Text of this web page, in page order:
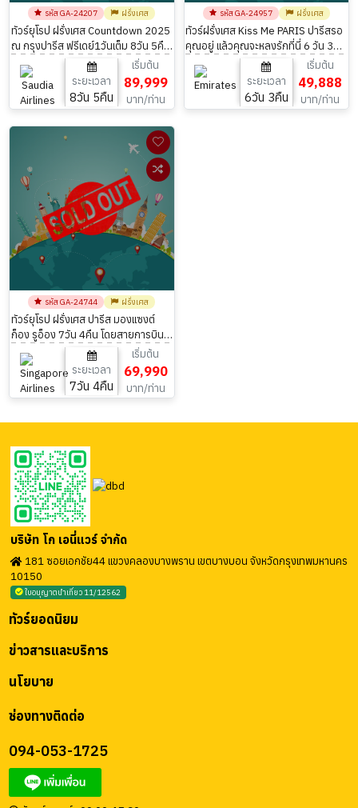
รหัส GA-24207 ฝรั่งเศส
ทัวร์ยุโรป ฝรั่งเศส Countdown 2025
ณ กรุงปารีส ฟรีเดย์1วันเต็ม 8วัน 5คืน
บิน Emirates EK
ระยะเวลา
8วัน 5คืน
เริ่มต้น
89,999
บาท/ท่าน
รหัส GA-24957 ฝรั่งเศส
ทัวร์ฝรั่งเศส Kiss Me PARIS ปารีสรอ
คุณอยู่ แล้วคุณจะหลงรักที่นี่ 6 วัน 3
คืน โดยสายการบิน Emirates EK
ระยะเวลา
6วัน 3คืน
เริ่มต้น
49,888
บาท/ท่าน
รหัส GA-24744 ฝรั่งเศส
ทัวร์ยุโรป ฝรั่งเศส ปารีส มองแซงต์
ก็อง รูอ็อง 7วัน 4คืน โดยสายการบิน
Singapore Airlines
ระยะเวลา
7วัน 4คืน
เริ่มต้น
69,990
บาท/ท่าน
บริษัท โก เอนี่แวร์ จำกัด
181 ซอยเอกชัย44 แขวงคลองบางพราน เขตบางบอน จังหวัดกรุงเทพมหานคร
10150
ใบอนุญาตนำเที่ยว 11/12562
ช่องทางติดต่อ
094-053-1725
นโยบาย
ข่าวสารและบริการ
ทัวร์ยอดนิยม